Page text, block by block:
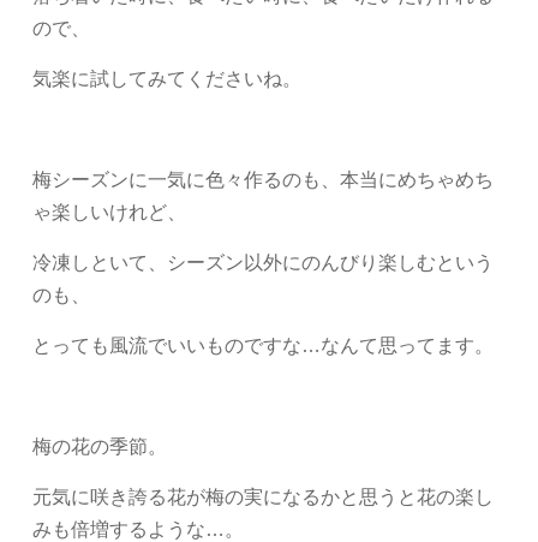
ので、
気楽に試してみてくださいね。
梅シーズンに一気に色々作るのも、本当にめちゃめち
ゃ楽しいけれど、
冷凍しといて、シーズン以外にのんびり楽しむという
のも、
とっても風流でいいものですな…なんて思ってます。
梅の花の季節。
元気に咲き誇る花が梅の実になるかと思うと花の楽し
みも倍増するような…。